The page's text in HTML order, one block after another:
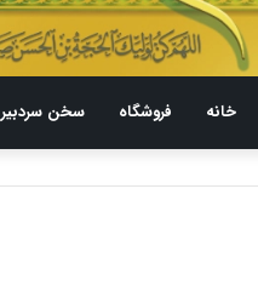
خانه فروشگاه سخن سردبیر